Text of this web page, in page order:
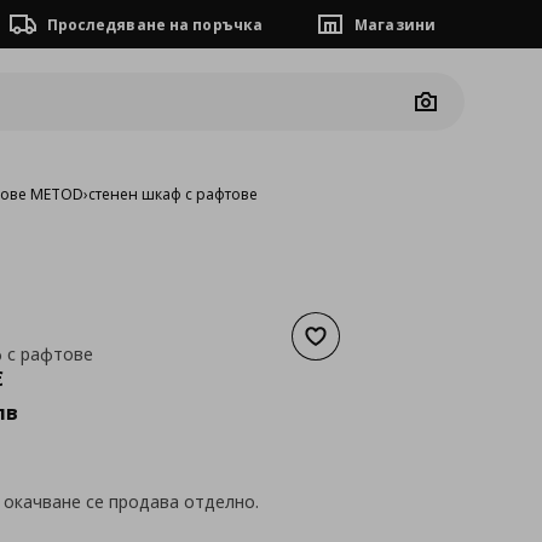
Проследяване на поръчка Магазини
Camera
METOD›стенен шкаф с рафтове
Добави към списъка с
с рафтове
окачване се продава отделно.